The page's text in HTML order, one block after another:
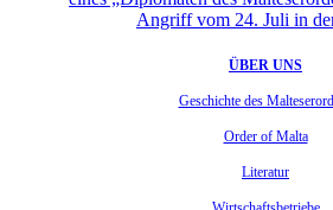
Angriff vom 24. Juli in
ÜBER UNS
Geschichte des
Order of Malta
Literatur